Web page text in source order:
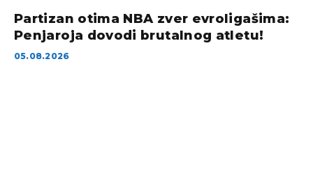
Partizan otima NBA zver evroligašima:
Penjaroja dovodi brutalnog atletu!
05.08.2026